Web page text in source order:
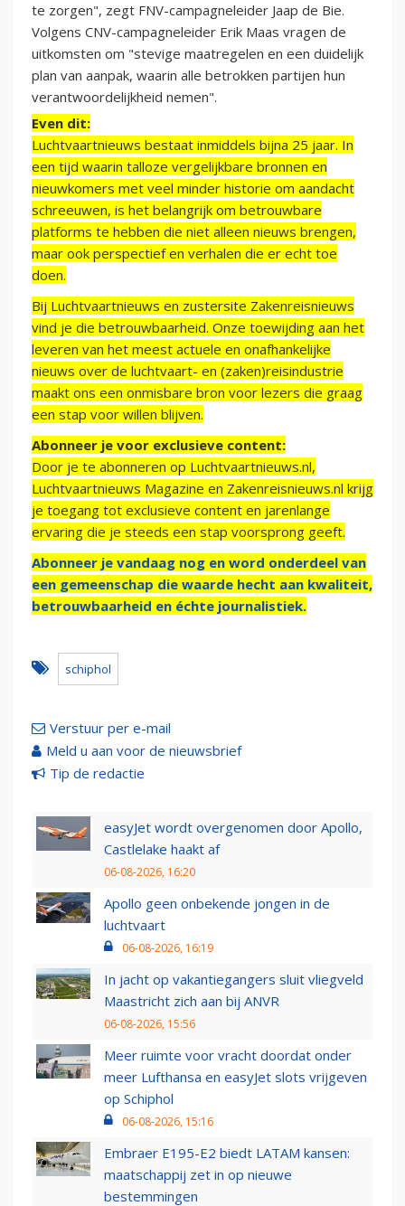
te zorgen", zegt FNV-campagneleider Jaap de Bie.
Volgens CNV-campagneleider Erik Maas vragen de
uitkomsten om "stevige maatregelen en een duidelijk
plan van aanpak, waarin alle betrokken partijen hun
verantwoordelijkheid nemen".
Even dit:
Luchtvaartnieuws bestaat inmiddels bijna 25 jaar. In
een tijd waarin talloze vergelijkbare bronnen en
nieuwkomers met veel minder historie om aandacht
schreeuwen, is het belangrijk om betrouwbare
platforms te hebben die niet alleen nieuws brengen,
maar ook perspectief en verhalen die er echt toe
doen.
Bij Luchtvaartnieuws en zustersite Zakenreisnieuws
vind je die betrouwbaarheid. Onze toewijding aan het
leveren van het meest actuele en onafhankelijke
nieuws over de luchtvaart- en (zaken)reisindustrie
maakt ons een onmisbare bron voor lezers die graag
een stap voor willen blijven.
Abonneer je voor exclusieve content:
Door je te abonneren op Luchtvaartnieuws.nl,
Luchtvaartnieuws Magazine en Zakenreisnieuws.nl krijg
je toegang tot exclusieve content en jarenlange
ervaring die je steeds een stap voorsprong geeft.
Abonneer je vandaag nog en word onderdeel van
een gemeenschap die waarde hecht aan kwaliteit,
betrouwbaarheid en échte journalistiek.
schiphol
Verstuur per e-mail
Meld u aan voor de nieuwsbrief
Tip de redactie
easyJet wordt overgenomen door Apollo,
Castlelake haakt af
06-08-2026, 16:20
Apollo geen onbekende jongen in de
luchtvaart
06-08-2026, 16:19
In jacht op vakantiegangers sluit vliegveld
Maastricht zich aan bij ANVR
06-08-2026, 15:56
Meer ruimte voor vracht doordat onder
meer Lufthansa en easyJet slots vrijgeven
op Schiphol
06-08-2026, 15:16
Embraer E195-E2 biedt LATAM kansen:
maatschappij zet in op nieuwe
bestemmingen